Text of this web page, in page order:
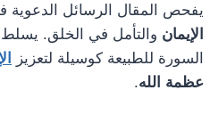
يفحص المقال الرسائل الدعوية
الإيمان والتأمل في الخلق.
السورة للطبيعة كوسيلة لتعزيز
عظمة الله.